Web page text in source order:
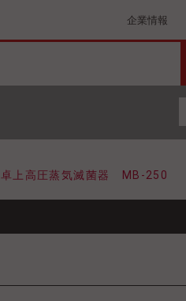
企業情報
卓上高圧蒸気滅菌器 MB-250